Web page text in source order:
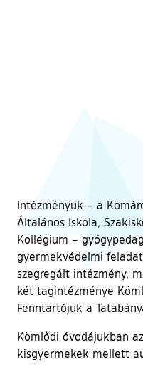
Intézményük – a
Általános Iskola,
Kollégium –
gyermekvédelmi
szegregált intézmény,
két tagintézménye
Fenntartójuk a
Kömlődi óvodájukban
kisgyermekek mellett